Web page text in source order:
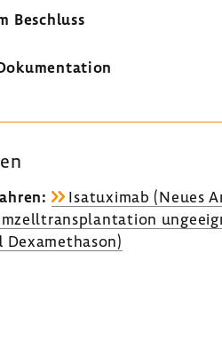
Beschluss
Isatu­ximab (Neues